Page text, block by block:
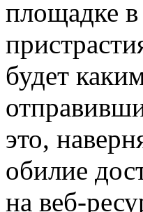
площадке в
будет
это,
обилие
на веб-